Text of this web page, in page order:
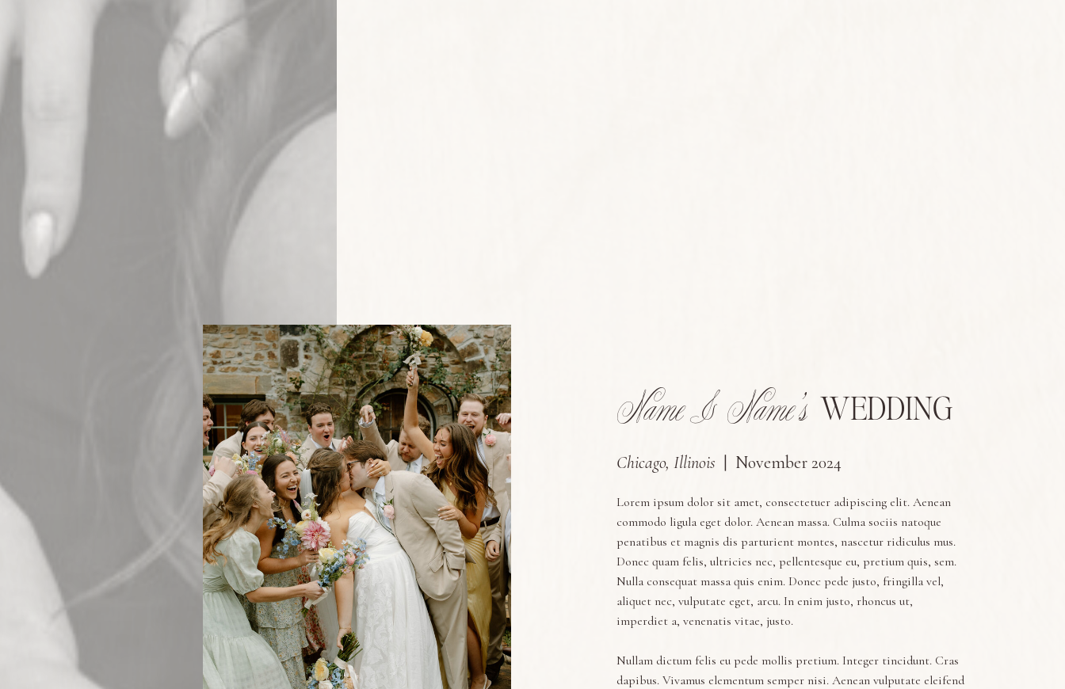
Lorem ipsum dolor sit amet, consectetuer adipiscing elit. Aenean
commodo ligula eget dolor. Aenean massa. Culma sociis natoque
penatibus et magnis dis parturient montes, nascetur ridiculus mus.
Donec quam felis, ultricies nec, pellentesque eu, pretium quis, sem.
Nulla consequat massa quis enim. Donec pede justo, fringilla vel,
aliquet nec, vulputate eget, arcu. In enim justo, rhoncus ut,
imperdiet a, venenatis vitae, justo.
Nullam dictum felis eu pede mollis pretium. Integer tincidunt. Cras
dapibus. Vivamus elementum semper nisi. Aenean vulputate eleifend
Chicago, Illinois | November 2024
Name & Name's WEDDING